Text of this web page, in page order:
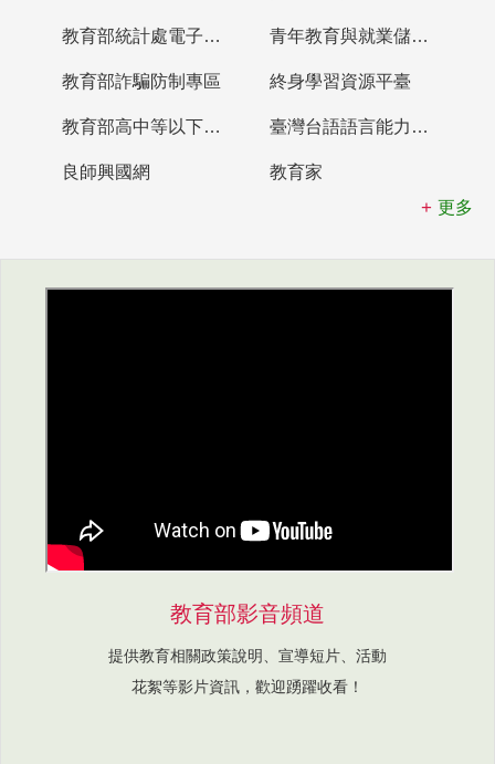
教育部統計處電子書櫃 青年教育與就業儲蓄帳戶
教育部詐騙防制專區 終身學習資源平臺
教育部高中等以下學校及幼兒園教師資格檢定考試 臺灣台語語言能力認證網站
良師興國網
教育家
更多
教育部影音頻道
提供教育相關政策說明、宣導短片、活動
花絮等影片資訊，歡迎踴躍收看！